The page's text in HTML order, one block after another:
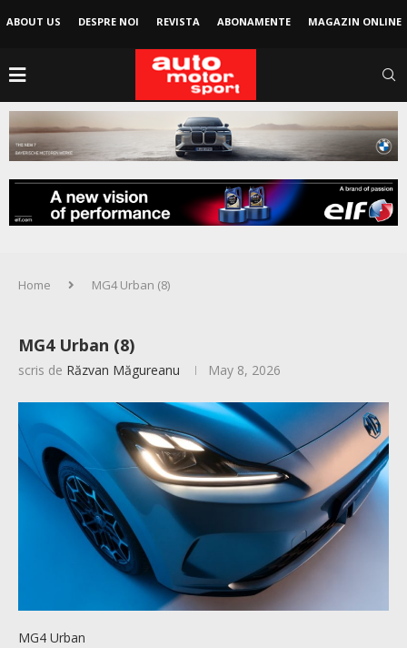
ABOUT US DESPRE NOI REVISTA ABONAMENTE MAGAZIN ONLINE
Home MG4 Urban (8)
MG4 Urban (8)
scris de Răzvan Măgureanu May 8, 2026
MG4 Urban